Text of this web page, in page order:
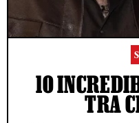
10
TRA